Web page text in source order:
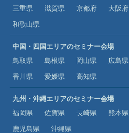
三重県
滋賀県 京都府 大阪府
和歌山県
中国・四国エリアのセミナー会場
鳥取県
島根県 岡山県 広島県
香川県
愛媛県 高知県
九州・沖縄エリアのセミナー会場
福岡県
佐賀県 長崎県 熊本県
鹿児島県
沖縄県